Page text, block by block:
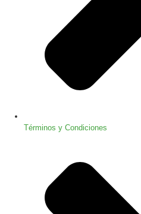
Términos y Condiciones